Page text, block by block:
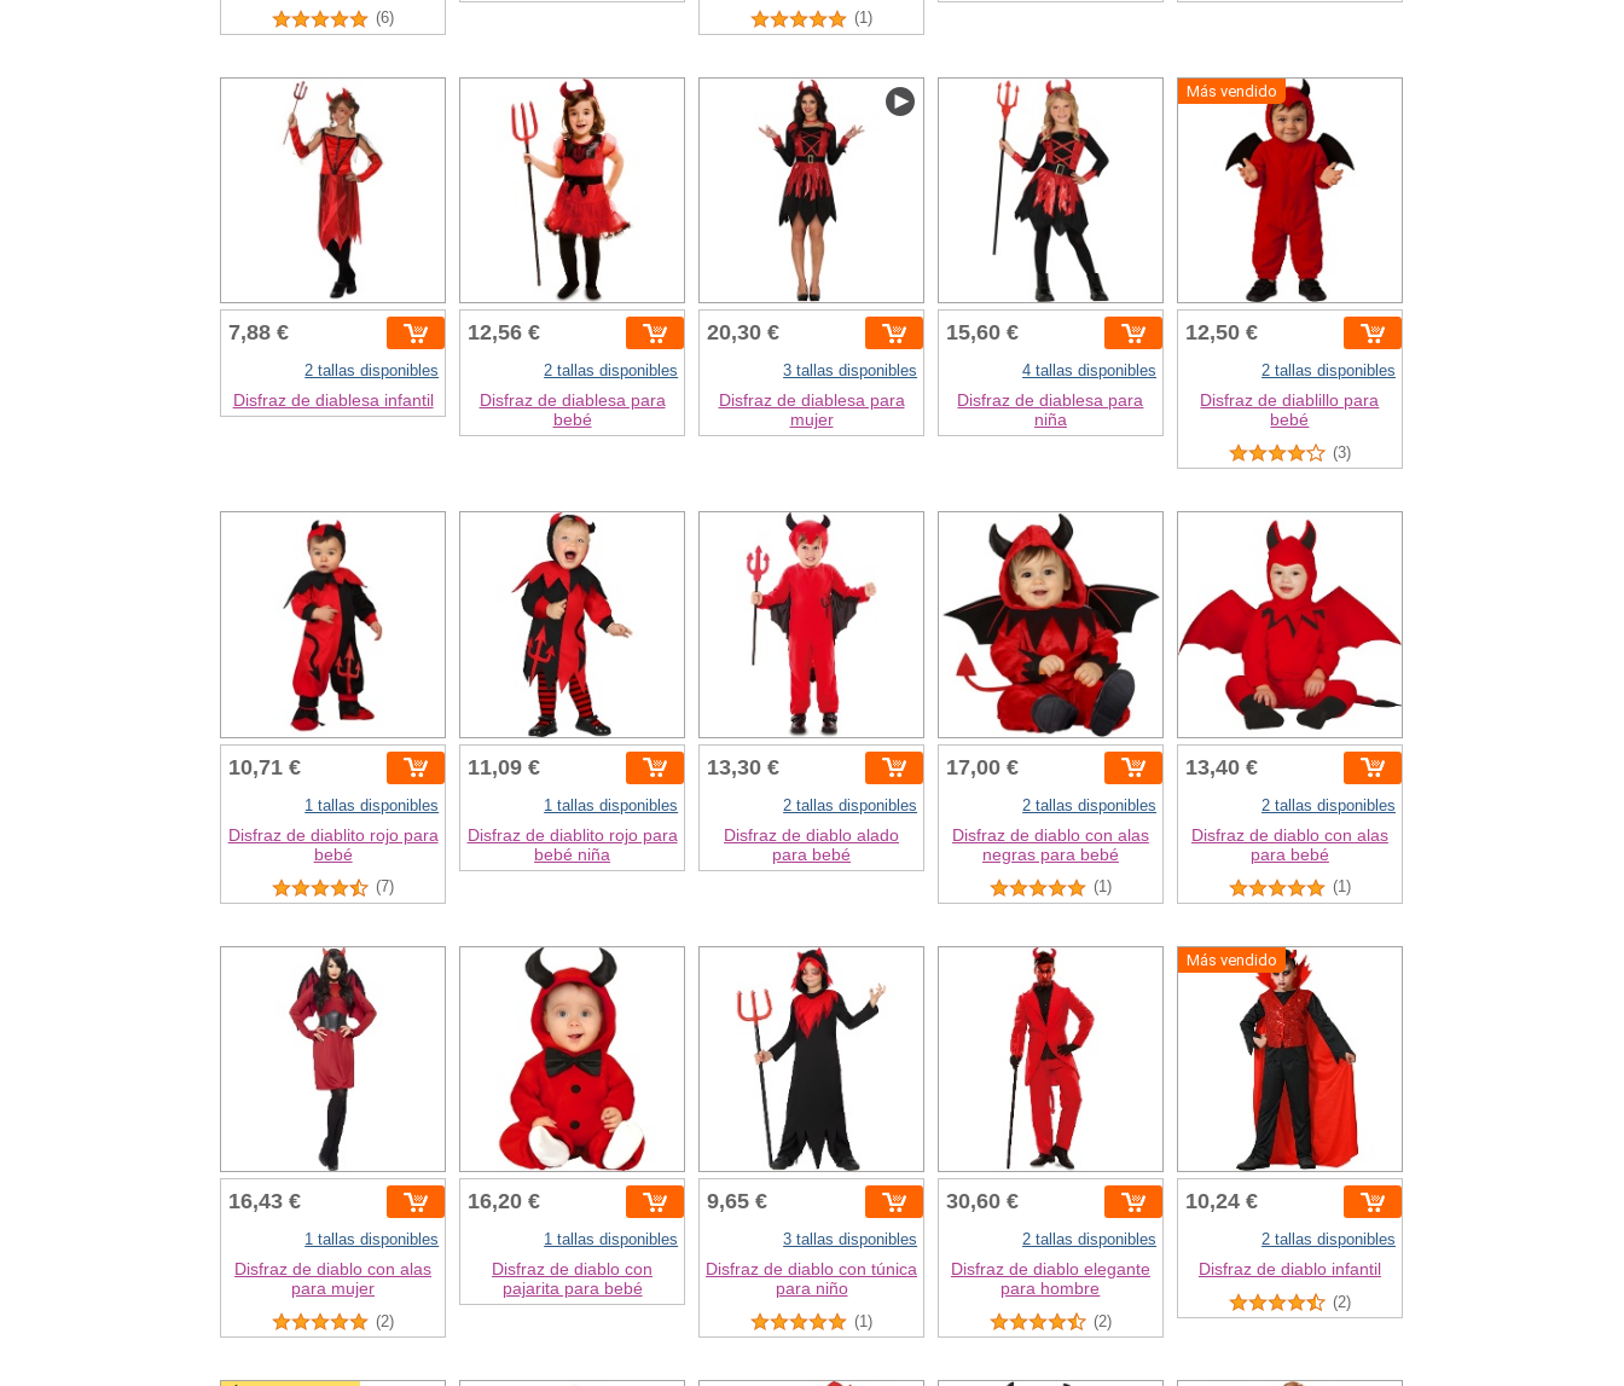
(6) (1)
7,88 €
2 tallas disponibles
Disfraz de diablesa infantil
12,56 €
2 tallas disponibles
Disfraz de diablesa para
bebé
20,30 €
3 tallas disponibles
Disfraz de diablesa para
mujer
15,60 €
4 tallas disponibles
Disfraz de diablesa para
niña
Más vendido
12,50 €
2 tallas disponibles
Disfraz de diablillo para
bebé
(3)
10,71 €
1 tallas disponibles
Disfraz de diablito rojo para
bebé
(7)
11,09 €
1 tallas disponibles
Disfraz de diablito rojo para
bebé niña
13,30 €
2 tallas disponibles
Disfraz de diablo alado
para bebé
17,00 €
2 tallas disponibles
Disfraz de diablo con alas
negras para bebé
(1)
13,40 €
2 tallas disponibles
Disfraz de diablo con alas
para bebé
(1)
16,43 €
1 tallas disponibles
Disfraz de diablo con alas
para mujer
(2)
16,20 €
1 tallas disponibles
Disfraz de diablo con
pajarita para bebé
9,65 €
3 tallas disponibles
Disfraz de diablo con túnica
para niño
(1)
30,60 €
2 tallas disponibles
Disfraz de diablo elegante
para hombre
(2)
Más vendido
10,24 €
2 tallas disponibles
Disfraz de diablo infantil
(2)